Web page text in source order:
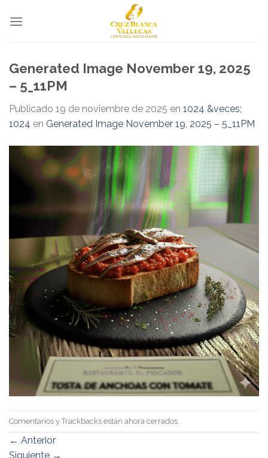
Generated Image November 19, 2025
– 5_11PM
Publicado 19 de noviembre de 2025 en 1024 &veces;
1024 en Generated Image November 19, 2025 – 5_11PM
Comentarios y Trackbacks están ahora cerrados.
← Anterior
Siguiente →